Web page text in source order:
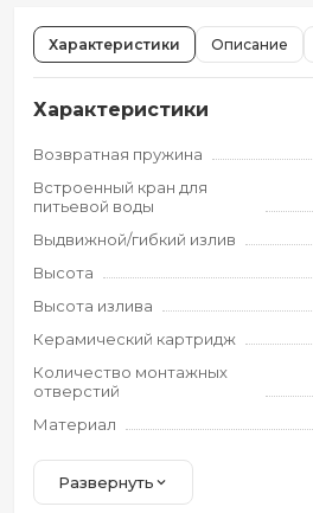
Характеристики Описание
Характеристики
Возвратная пружина
Встроенный кран для
питьевой воды
Выдвижной/гибкий излив
Высота
Высота излива
Керамический картридж
Количество монтажных
отверстий
Материал
Развернуть